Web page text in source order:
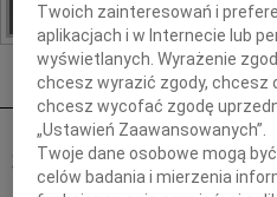
*ogłoszenie
WŁODZIMIERZ LESZEK
KUSAK 23.09.2022 BIAŁYSTOK
Twoich zainteresowań i
aplikacjach i w Internecie lub
wyświetlanych. Wyrażenie
chcesz wyrazić zgody, chcesz
chcesz wycofać zgodę
„Ustawień Zaawansowanych”.
Twoje dane osobowe mogą
celów badania i mierzenia